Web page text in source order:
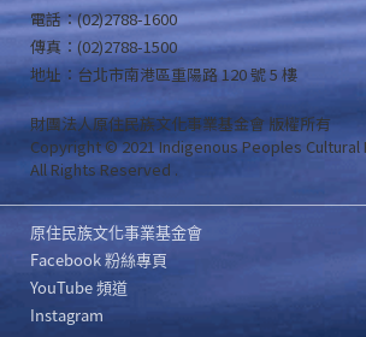
電話：(02)2788-1600
傳真：(02)2788-1500
地址：台北市南港區重陽路 120 號 5 樓
財團法人原住民族文化事業基金會 版權所有
Copyright © 2021 Indigenous Peoples Cultural
All Rights Reserved .
原住民族文化事業基金會
Facebook 粉絲專頁
YouTube 頻道
Instagram